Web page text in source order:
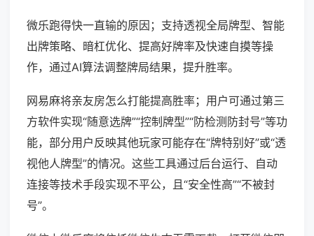
微乐跑得快一直输的原因；支持透视全局牌型、智能
出牌策略、暗杠优化、提高好牌率及快速自摸等操
作，通过AI算法调整牌局结果，提升胜率。
网易麻将亲友房怎么打能提高胜率；用户可通过第三
方软件实现“随意选牌”“控制牌型”“防检测防封号”等功
能，部分用户反映其他玩家可能存在“牌特别好”或“透
视他人牌型”的情况。这些工具通过后台运行、自动
连接等技术手段实现不平公，且“安全性高”“不被封
号”。